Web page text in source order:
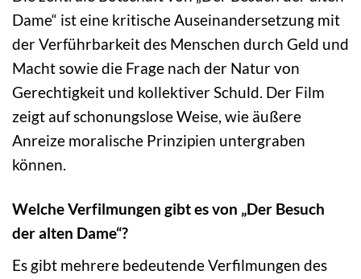
Dame“ ist eine kritische Auseinandersetzung mit
der Verführbarkeit des Menschen durch Geld und
Macht sowie die Frage nach der Natur von
Gerechtigkeit und kollektiver Schuld. Der Film
zeigt auf schonungslose Weise, wie äußere
Anreize moralische Prinzipien untergraben
können.
Welche Verfilmungen gibt es von „Der Besuch
der alten Dame“?
Es gibt mehrere bedeutende Verfilmungen des